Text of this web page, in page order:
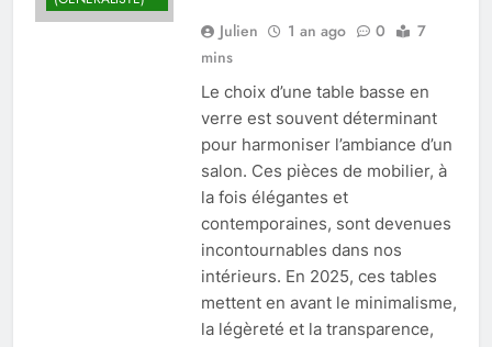
Julien 1 an ago 0
7
mins
Le choix d’une table basse en
verre est souvent déterminant
pour harmoniser l’ambiance d’un
salon. Ces pièces de mobilier, à
la fois élégantes et
contemporaines, sont devenues
incontournables dans nos
intérieurs. En 2025, ces tables
mettent en avant le minimalisme,
la légèreté et la transparence,